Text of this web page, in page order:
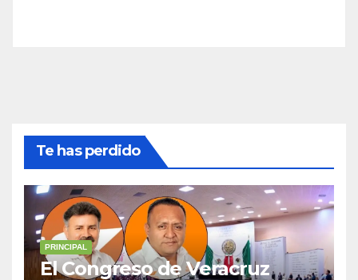
Te has perdido
PRINCIPAL
El Congreso de Veracruz